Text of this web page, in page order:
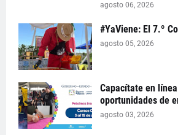
agosto 06, 2026
#YaViene: El 7.º
agosto 05, 2026
Capacítate en
oportunidades de
agosto 03, 2026